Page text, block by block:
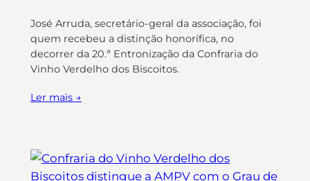
José Arruda, secretário-geral da associação, foi
quem recebeu a distinção honorífica, no
decorrer da 20.ª Entronização da Confraria do
Vinho Verdelho dos Biscoitos.
Ler mais →